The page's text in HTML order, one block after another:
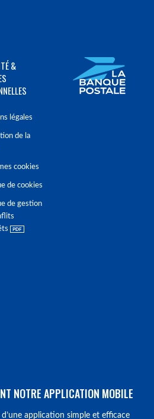
&
légales
de la
cookies
de cookies
de gestion
NOTRE APPLICATION MOBILE
application simple et efficace